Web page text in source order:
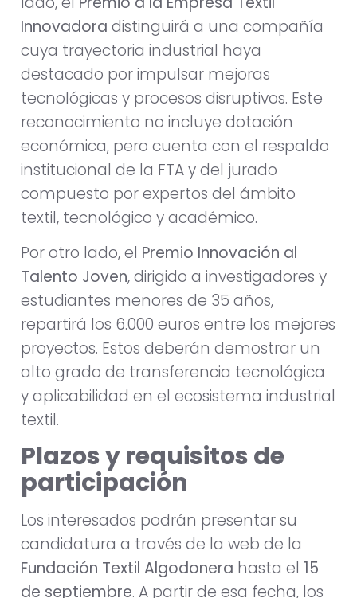
Innovadora distinguirá a una compañía
cuya trayectoria industrial haya
destacado por impulsar mejoras
tecnológicas y procesos disruptivos. Este
reconocimiento no incluye dotación
económica, pero cuenta con el respaldo
institucional de la FTA y del jurado
compuesto por expertos del ámbito
textil, tecnológico y académico.
Por otro lado, el Premio Innovación al
Talento Joven, dirigido a investigadores y
estudiantes menores de 35 años,
repartirá los 6.000 euros entre los mejores
proyectos. Estos deberán demostrar un
alto grado de transferencia tecnológica
y aplicabilidad en el ecosistema industrial
textil.
Plazos y requisitos de
participación
Los interesados podrán presentar su
candidatura a través de la web de la
Fundación Textil Algodonera hasta el 15
de septiembre. A partir de esa fecha, los